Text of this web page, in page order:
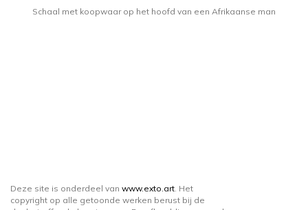
Schaal met koopwaar op het hoofd van een Afrikaanse man
Deze site is onderdeel van www.exto.art. Het
copyright op alle getoonde werken berust bij de